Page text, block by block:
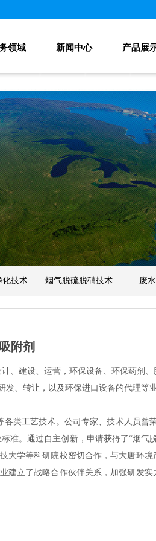
领域 新闻中心 产品展
化技术 烟气脱硫脱硝技术 废
吸附剂
、建设、运营，环保设备、环保药剂
、转让，以及环保进口设备的代理等业
类工艺技术。公司专家、技术人员曾
准。通过自主创新，申请获得了“烟气
学等科研院校密切合作，与大唐环
立了战略合作伙伴关系，加强研发